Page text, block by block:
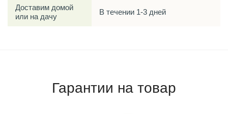
Доставим домой
или на дачу
В течении 1-3 дней
Гарантии на товар